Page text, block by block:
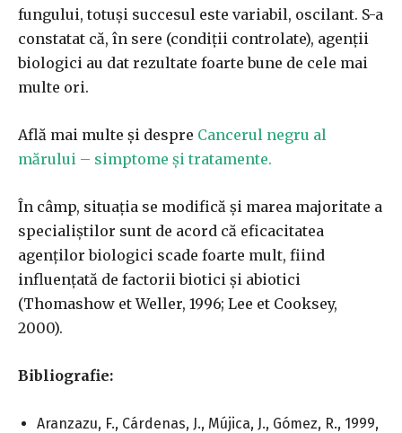
fungului, totuși succesul este variabil, oscilant. S-a
constatat că, în sere (condiții controlate), agenții
biologici au dat rezultate foarte bune de cele mai
multe ori.
Află mai multe și despre Cancerul negru al
mărului – simptome și tratamente.
În câmp, situația se modifică și marea majoritate a
specialiștilor sunt de acord că eficacitatea
agenților biologici scade foarte mult, fiind
influențată de factorii biotici și abiotici
(Thomashow et Weller, 1996; Lee et Cooksey,
2000).
Bibliografie:
Aranzazu, F., Cárdenas, J., Mújica, J., Gómez, R., 1999,